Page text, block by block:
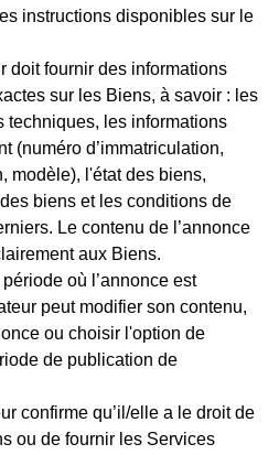
instructions disponibles sur le
doit fournir des informations
sur les Biens, à savoir : les
techniques, les informations
(numéro d’immatriculation,
modèle), l'état des biens,
des biens et les conditions de
Le contenu de l’annonce
aux Biens.
où l’annonce est
peut modifier son contenu,
ou choisir l'option de
de publication de
confirme qu’il/elle a le droit de
ou de fournir les Services